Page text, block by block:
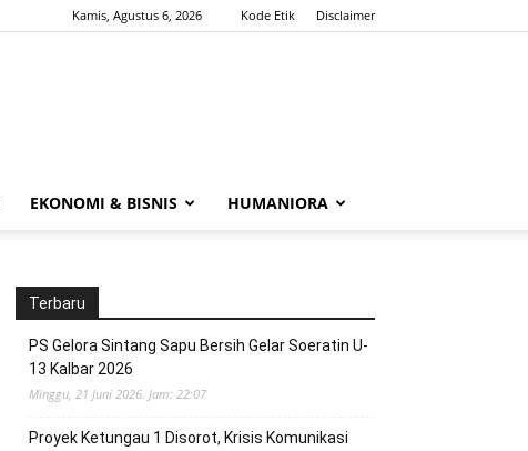
Kamis, Agustus 6, 2026 Kode Etik Disclaimer
EKONOMI & BISNIS HUMANIORA
Terbaru
PS Gelora Sintang Sapu Bersih Gelar Soeratin U-
13 Kalbar 2026
Minggu, 21 Juni 2026. Jam: 22:07
Proyek Ketungau 1 Disorot, Krisis Komunikasi